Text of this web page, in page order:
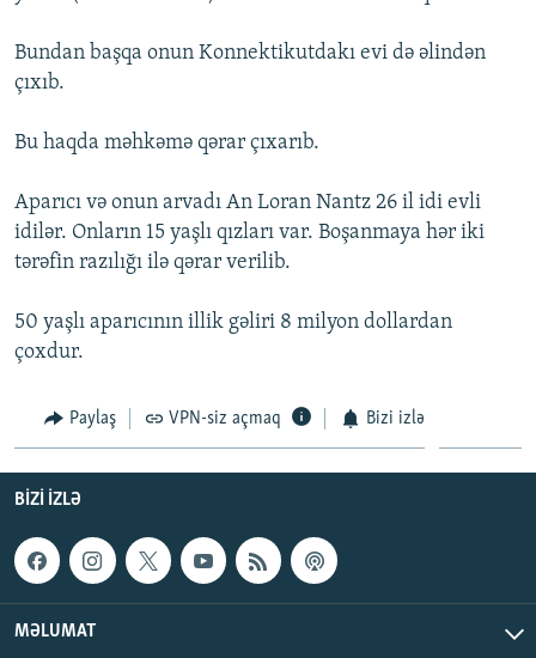
VIDEO
İNFOQRAFIKA
RADIO ARXIV
AZƏRBAYCAN ƏDƏBIYYATI KITABXANASI
İZ - MƏDƏNIYYƏT PROQRAMI
MISSIYAMIZ
PEŞƏ ETIKASI VƏ JURNALISTIKA STANDARTLARIMIZ
MATERIALLARIMIZDAN ISTIFADƏ
AZADLIQRADIOSU MOBIL TELEFONUNUZDA
BIZIMLƏ ƏLAQƏ
XƏBƏR BÜLLETENLƏRIMIZ
RFE/RL-in bütün saytları
Bundan başqa onun Konnektikutdakı evi də əlindən
çıxıb.
Bu haqda məhkəmə qərar çıxarıb.
Aparıcı və onun arvadı An Loran Nantz 26 il idi evli
idilər. Onların 15 yaşlı qızları var. Boşanmaya hər iki
tərəfin razılığı ilə qərar verilib.
50 yaşlı aparıcının illik gəliri 8 milyon dollardan
çoxdur.
Paylaş VPN-siz açmaq Bizi izlə
BIZI IZLƏ
MƏLUMAT